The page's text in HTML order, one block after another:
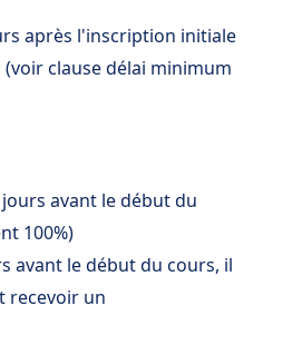
après l'inscription initiale
clause délai minimum
avant le début du
100%)
avant le début du cours, il
recevoir un